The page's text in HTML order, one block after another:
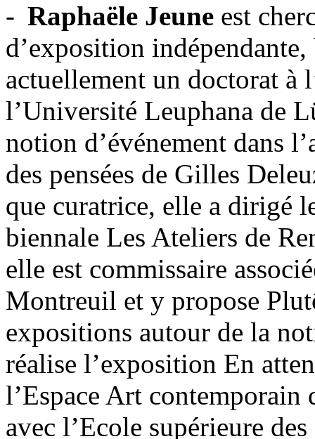
Raphaële Jeune est
d’exposition indépendante,
actuellement un doctorat à
l’Université Leuphana de
notion d’événement dans
des pensées de Gilles
que curatrice, elle a dirigé
biennale Les Ateliers de
elle est commissaire
Montreuil et y propose
expositions autour de la
réalise l’exposition En
l’Espace Art contemporain
avec l’Ecole supérieure